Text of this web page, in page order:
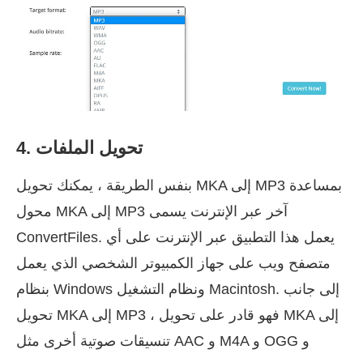
4. تحويل الملفات
بنفس الطريقة ، يمكنك تحويل MKA إلى MP3 بمساعدة
محول MKA إلى MP3 آخر عبر الإنترنت يسمى
ConvertFiles. يعمل هذا التطبيق عبر الإنترنت على أي
متصفح ويب على جهاز الكمبيوتر الشخصي الذي يعمل
بنظام Windows ونظام التشغيل Macintosh. إلى جانب
تحويل MKA إلى MP3 ، فهو قادر على تحويل MKA إلى
تنسيقات صوتية أخرى مثل AAC و M4A و OGG و